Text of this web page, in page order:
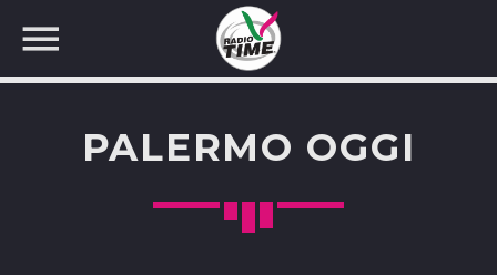
PALERMO OGGI